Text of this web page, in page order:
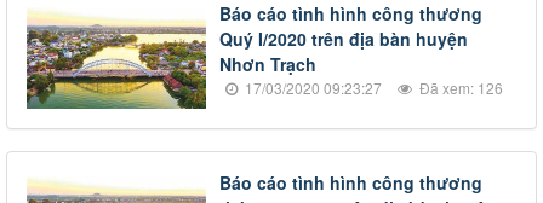
Báo cáo tình hình công thương
Quý I/2020 trên địa bàn huyện
Nhơn Trạch
17/03/2020 09:23:27 Đã xem: 126
Báo cáo tình hình công thương